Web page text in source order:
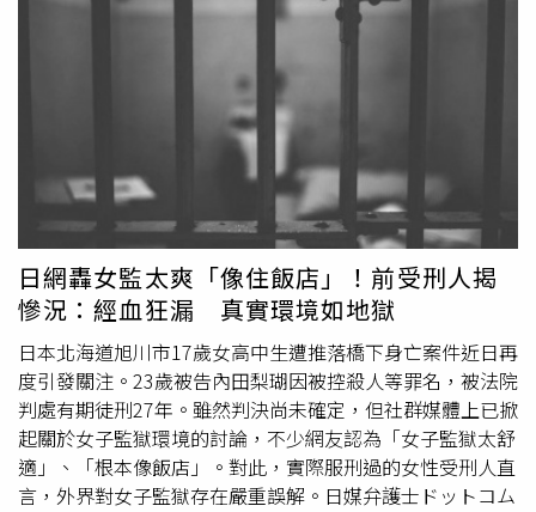
山景。桌上擺著主廚精心準備的熟成牛排，從皮膚毛孔的放
鬆，到舌尖味蕾的悸動，身心靈在溫泉蒸汽與山林美景的陪
伴下，得到了最完整的全感官療癒。今年夏天，不妨給自己
放個假，來礁溪呆水溫泉，讓療癒的溫泉洗去疲憊，並好好
品嚐焰餐廳的全新熟成美饌吧！【活動資訊與預訂專線】•
餐廳名稱： 呆水溫泉 焰餐廳• 餐廳地址： 宜蘭縣礁溪鄉五
峰路89之6號• 專案詳情與預約專線： 03-9883566• 備
註： 夏季晚間套餐每日限量供應，敬請提前預約
起，聖嬰現象發生訊號開始轉趨顯著，較前1個月發生時間
提早且強度增強，發生機率也從原先的60%躍昇到90%以
上。林得恩續稱，自8月起，至明年1月，聖嬰現象發生訊號
甚至攀高至100%。強度持續維持巔峰；且至少會再延後到
明年的3月，發生訊號機率都還在95%以上，強度拉滿至少
超過半年以上，影響勢必擴大且加劇。至於聖嬰現象對台灣
天氣的可能影響，林得恩也根據過去歷史事件的統計分析，
聖嬰現象肇生時，當年颱風生成位置偏東、偏南；但是直接
侵台的颱風數量不一定增加。因生成發展的路徑較長，強度
發展時間較為充足，強颱比例也會跟著上升。另一方面，秋
颱活動延後可能性也會增大。夏季降雨分布不均，午後對流
不穩定性增加，極端短延時降雨事件增多。但翌年春雨偏
多、旱象風險降低，有利水庫補注。而如果聖嬰現象發生在
冬天時，林得恩表示，東北季風不但強度較弱，且不易南
下，冬天到隔年春季的氣溫也會比氣候平均值來的偏高，簡
單來說，「暖冬」機會也會增大，而發生的機率也約在6成
左右。
日網轟女監太爽「像住飯店」！前受刑人揭
慘況：經血狂漏 真實環境如地獄
日本北海道旭川市17歲女高中生遭推落橋下身亡案件近日再
度引發關注。23歲被告內田梨瑚因被控殺人等罪名，被法院
判處有期徒刑27年。雖然判決尚未確定，但社群媒體上已掀
起關於女子監獄環境的討論，不少網友認為「女子監獄太舒
適」、「根本像飯店」。對此，實際服刑過的女性受刑人直
言，外界對女子監獄存在嚴重誤解。日媒弁護士ドットコム